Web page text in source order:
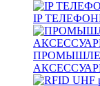
IP